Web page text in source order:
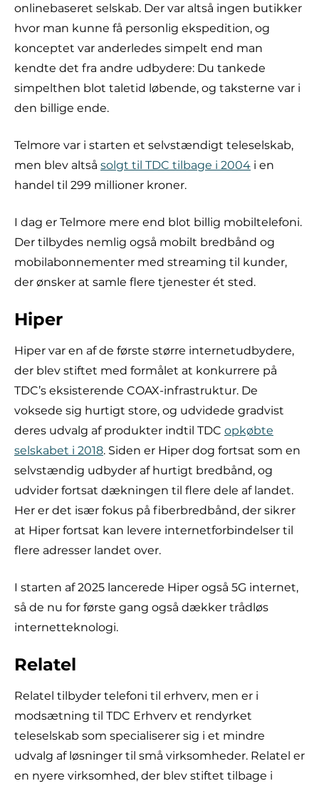
onlinebaseret selskab. Der var altså ingen butikker
hvor man kunne få personlig ekspedition, og
konceptet var anderledes simpelt end man
kendte det fra andre udbydere: Du tankede
simpelthen blot taletid løbende, og taksterne var i
den billige ende.
Telmore var i starten et selvstændigt teleselskab,
men blev altså solgt til TDC tilbage i 2004 i en
handel til 299 millioner kroner.
I dag er Telmore mere end blot billig mobiltelefoni.
Der tilbydes nemlig også mobilt bredbånd og
mobilabonnementer med streaming til kunder,
der ønsker at samle flere tjenester ét sted.
Hiper
Hiper var en af de første større internetudbydere,
der blev stiftet med formålet at konkurrere på
TDC’s eksisterende COAX-infrastruktur. De
voksede sig hurtigt store, og udvidede gradvist
deres udvalg af produkter indtil TDC opkøbte
selskabet i 2018. Siden er Hiper dog fortsat som en
selvstændig udbyder af hurtigt bredbånd, og
udvider fortsat dækningen til flere dele af landet.
Her er det især fokus på fiberbredbånd, der sikrer
at Hiper fortsat kan levere internetforbindelser til
flere adresser landet over.
I starten af 2025 lancerede Hiper også 5G internet,
så de nu for første gang også dækker trådløs
internetteknologi.
Relatel
Relatel tilbyder telefoni til erhverv, men er i
modsætning til TDC Erhverv et rendyrket
teleselskab som specialiserer sig i et mindre
udvalg af løsninger til små virksomheder. Relatel er
en nyere virksomhed, der blev stiftet tilbage i